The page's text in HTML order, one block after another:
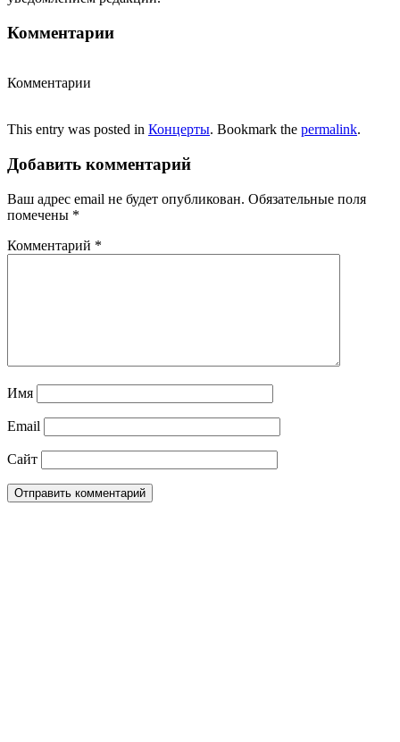
Комментарии
Комментарии
This entry was posted in Концерты. Bookmark the permalink.
Добавить комментарий
Ваш адрес email не будет опубликован. Обязательные поля
помечены *
Комментарий *
Имя
Email
Сайт